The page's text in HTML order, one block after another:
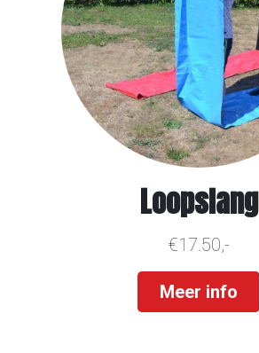
Loopslang
€17.50,-
Meer info